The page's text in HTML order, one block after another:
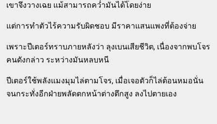
เขาจึงวางเฉย แม้สามารถคว่ำมันได้โดยง่าย
แต่การทำตัวไร้ความรับผิดชอบ มีราคาแสนแพงที่ต้องจ่าย
เพราะปีเตอร์ทราบภายหลังว่า ลุงเบนเสียชีวิต, เนื่องจากพบโจร
คนดังกล่าว ระหว่างมันหลบหนี
ปีเตอร์ใช้พลังแมงมุมไล่ตามโจร, เมื่อเจอตัวก็ไล่ต้อนหมอนั่น
จนกระทั่งอีกฝ่ายพลัดตกหน้าต่างตึกสูง ลงไปตายเอง